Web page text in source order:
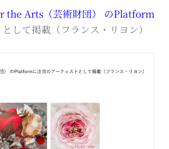
the Arts（芸術財団） のPlatform
して掲載（フランス・リヨン）